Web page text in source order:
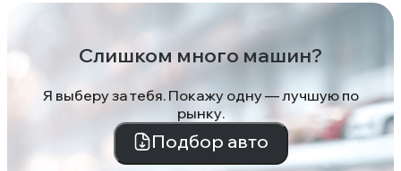
Слишком много машин?
Я выберу за тебя. Покажу одну — лучшую по
рынку.
Подбор авто